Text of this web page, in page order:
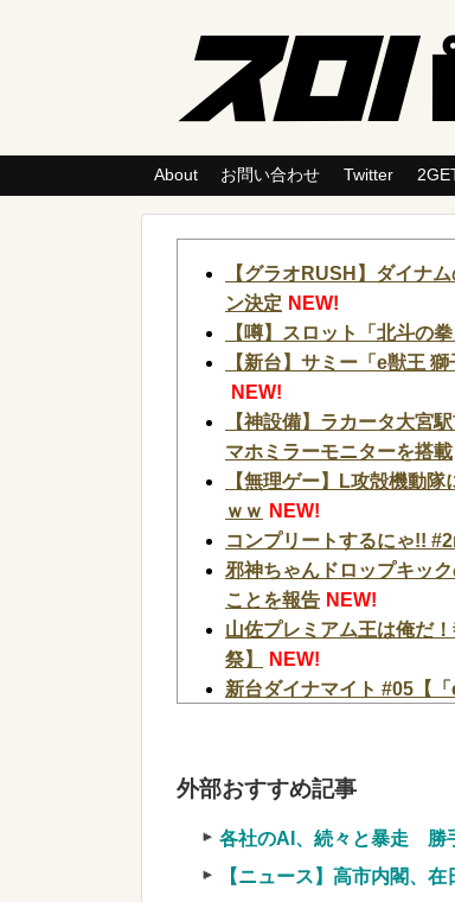
About お問い合わせ Twitter
【グラオRUSH】ダイナ
ン決定 NEW!
【噂】スロット「北斗の
【新台】サミー「e獣王
NEW!
【神設備】ラカータ大宮
マホミラーモニターを搭載
【無理ゲー】L攻殻機動
ｗｗ NEW!
コンプリートするにゃ!!
邪神ちゃんドロップキッ
ことを報告 NEW!
山佐プレミアム王は俺だ
祭】
NEW!
新台ダイナマイト #05【
り知れない｣←これw w w w
【速報】元原爆資料館館
した遺体の臭いを再現し
【速報】日本製メモリに
外部おすすめ記事
各社のAI、続々と暴走 勝
【ニュース】高市内閣、